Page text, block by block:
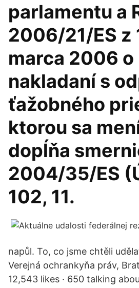
parlamentu a
2006/21/ES z
marca 2006 o
nakladaní s
ťažobného
ktorou sa
dopĺňa
2004/35/ES
102, 11.
napůl. To, co jsme chtěli
Verejná ochrankyňa práv,
12,543 likes · 650 talking